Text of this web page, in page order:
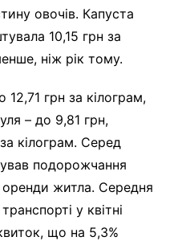
овочів. Капуста
10,15 грн за
ніж рік тому.
грн за кілограм,
– до 9,81 грн,
кілограм. Серед
подорожчання
оренди житла. Середня
у квітні
що на 5,3%